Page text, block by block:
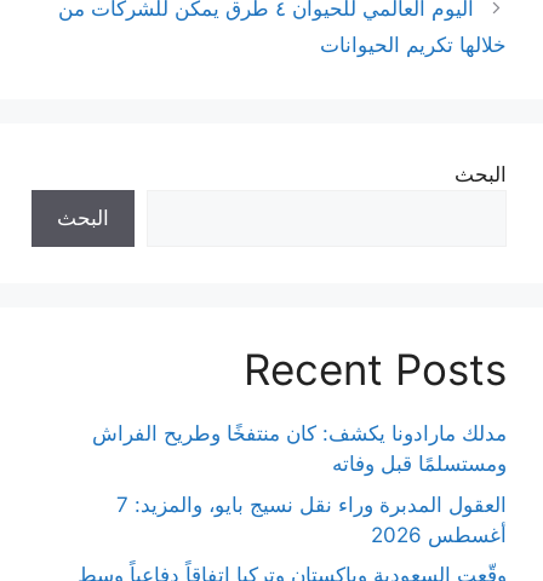
اليوم العالمي للحيوان ٤ طرق يمكن للشركات من
خلالها تكريم الحيوانات
البحث
البحث
Recent Posts
مدلك مارادونا يكشف: كان منتفخًا وطريح الفراش
ومستسلمًا قبل وفاته
العقول المدبرة وراء نقل نسيج بايو، والمزيد: 7
أغسطس 2026
وقّعت السعودية وباكستان وتركيا اتفاقاً دفاعياً وسط